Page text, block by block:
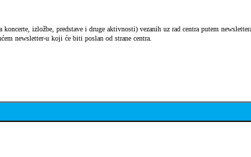
izložbe, predstave i druge aktivnosti) vezanih uz rad centra putem
newsletter-u koji će biti poslan od strane centra.